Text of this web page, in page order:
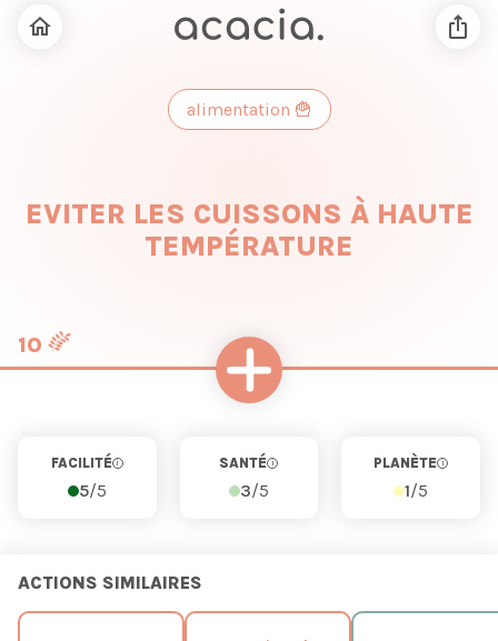
alimentation 🍟
EVITER LES CUISSONS À HAUTE
TEMPÉRATURE
10
FACILITÉ i
5/5
SANTÉ i
3/5
PLANÈTE i
1/5
ACTIONS SIMILAIRES